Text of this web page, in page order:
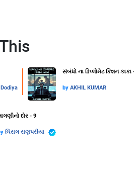
સંબંધો ના ડિપ્લોમેટ કિશન કાકા
by AKHIL KUMAR
દોર - 9
ચિરાગ રાણપરીયા